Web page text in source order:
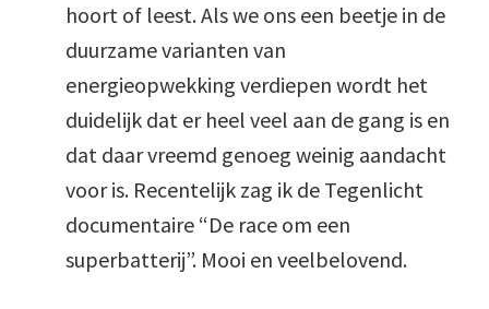
hoort of leest. Als we ons een beetje in de
duurzame varianten van
energieopwekking verdiepen wordt het
duidelijk dat er heel veel aan de gang is en
dat daar vreemd genoeg weinig aandacht
voor is. Recentelijk zag ik de Tegenlicht
documentaire “De race om een
superbatterij”. Mooi en veelbelovend.